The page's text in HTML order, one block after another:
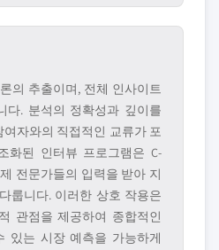
의 추출이며, 전체 인사이트
다. 분석의 정확성과 깊이를
자와의 직접적인 교류가 포
화된 인터뷰 프로그램은 C-
전문가들의 입력을 받아 지
룹니다. 이러한 상호 작용은
관점을 제공하여 종합적인
있는 시장 예측을 가능하게